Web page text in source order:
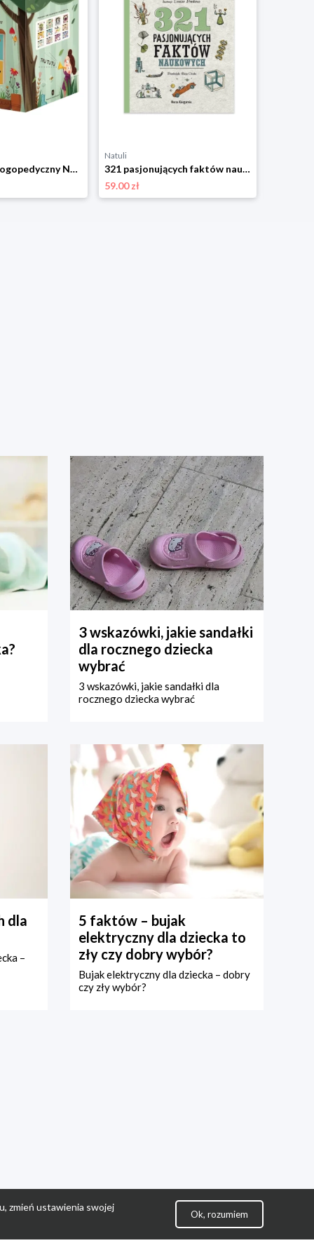
Pucio Sorter logopedyczny Nasza księgarnia
Natuli
321 pasjonujących faktów naukowych Nasza księgarnia
59.00 zł
3 wskazówki, jakie sandałki
dla rocznego dziecka
wybrać
3 wskazówki, jakie sandałki dla
rocznego dziecka wybrać
dla
–
5 faktów – bujak
elektryczny dla dziecka to
zły czy dobry wybór?
Bujak elektryczny dla dziecka – dobry
czy zły wybór?
zmień ustawienia swojej
Ok, rozumiem